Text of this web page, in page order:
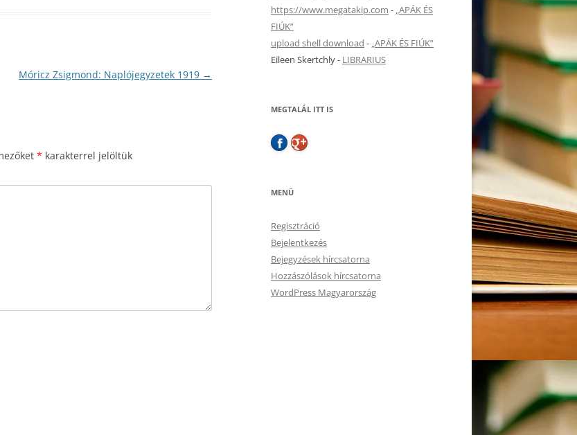
Móricz Zsigmond: Naplójegyzetek 1919 →
* karakterrel jelöltük
https://www.megatakip.com - „APÁK ÉS
FIÚK”
upload shell download - „APÁK ÉS FIÚK”
Eileen Skertchly- LIBRARIUS
MEGTALÁL ITT IS
MENÜ
Regisztráció
Bejelentkezés
Bejegyzések hírcsatorna
Hozzászólások hírcsatorna
WordPress Magyarország